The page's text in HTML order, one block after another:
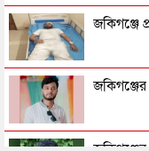
জকিগঞ্জে